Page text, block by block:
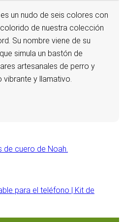
un nudo de seis colores con
de nuestra colección
Su nombre viene de su
simula un bastón de
artesanales de perro y
vibrante y llamativo.
de cuero de Noah.
para el teléfono | Kit de